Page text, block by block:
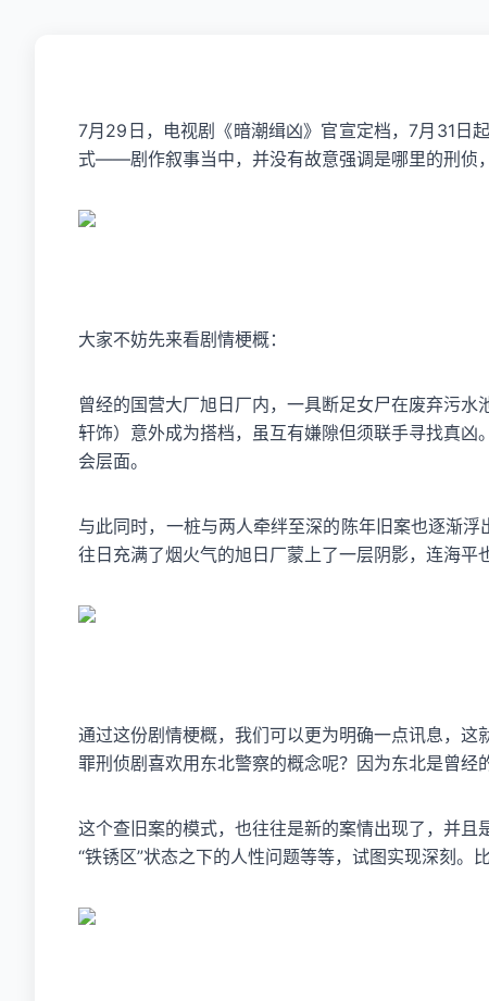
7月29日，电视剧《暗潮缉凶》官宣定档，7月31日
式——剧作叙事当中，并没有故意强调是哪里的刑侦
大家不妨先来看剧情梗概：
曾经的国营大厂旭日厂内，一具断足女尸在废弃污
轩饰）意外成为搭档，虽互有嫌隙但须联手寻找真
会层面。
与此同时，一桩与两人牵绊至深的陈年旧案也逐渐
往日充满了烟火气的旭日厂蒙上了一层阴影，连海平
通过这份剧情梗概，我们可以更为明确一点讯息，
罪刑侦剧喜欢用东北警察的概念呢？因为东北是曾经
这个查旧案的模式，也往往是新的案情出现了，并
“铁锈区”状态之下的人性问题等等，试图实现深刻。